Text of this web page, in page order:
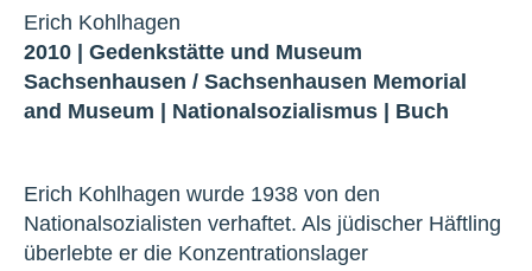
Erich Kohlhagen
2010 | Gedenkstätte und Museum
Sachsenhausen / Sachsenhausen Memorial
and Museum
Nationalsozialismus Buch
Erich Kohlhagen wurde 1938 von den
Nationalsozialisten verhaftet. Als jüdischer Häftling
überlebte er die Konzentrationslager